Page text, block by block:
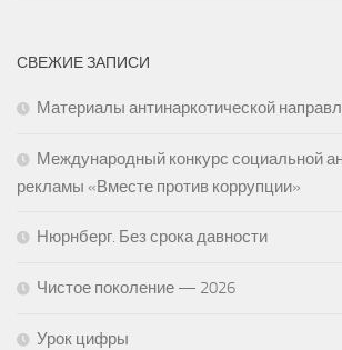
СВЕЖИЕ ЗАПИСИ
Материалы антинаркотической
Международный конкурс социальной
рекламы «Вместе против коррупции»
Нюрнберг. Без срока давности
Чистое поколение — 2026
Урок цифры